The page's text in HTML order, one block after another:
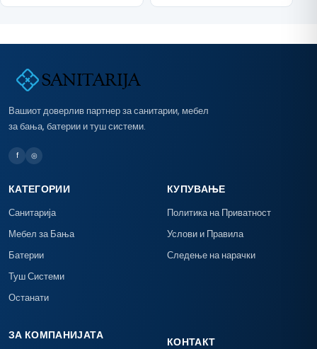
Вашиот доверлив партнер за санитарии, мебел
за бања, батерии и туш системи.
f ◎
КАТЕГОРИИ
Санитарија
Мебел за Бања
Батерии
Туш Системи
Останати
КУПУВАЊЕ
Политика на Приватност
Услови и Правила
Следење на нарачки
ЗА КОМПАНИЈАТА КОНТАКТ